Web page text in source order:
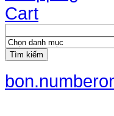
Tìm kiếm